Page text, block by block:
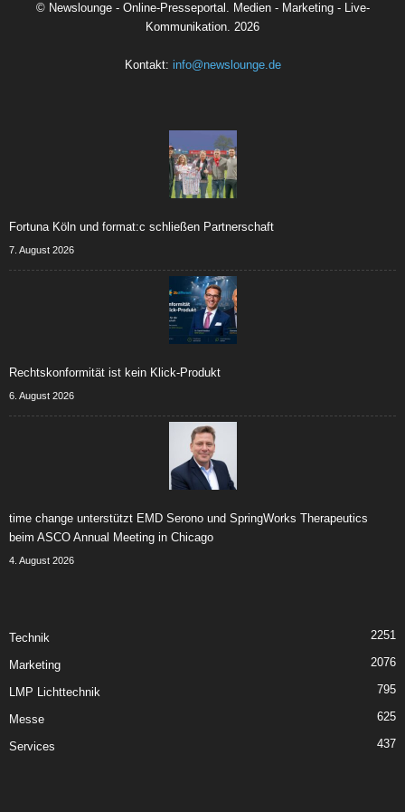
© Newslounge - Online-Presseportal. Medien - Marketing - Live-
Kommunikation. 2026
Kontakt: info@newslounge.de
Fortuna Köln und format:c schließen Partnerschaft
7. August 2026
Rechtskonformität ist kein Klick-Produkt
6. August 2026
time change unterstützt EMD Serono und SpringWorks Therapeutics
beim ASCO Annual Meeting in Chicago
4. August 2026
Technik 2251
Marketing 2076
LMP Lichttechnik 795
Messe 625
Services 437